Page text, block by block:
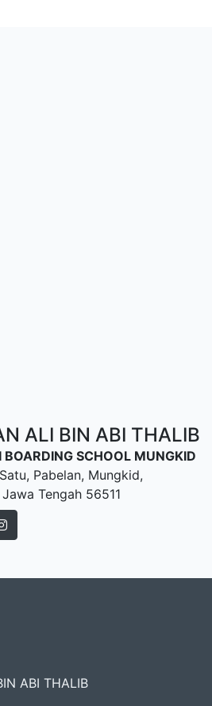
ALI BIN ABI THALIB
BOARDING SCHOOL MUNGKID
Pabelan, Mungkid,
Tengah 56511
ABI THALIB